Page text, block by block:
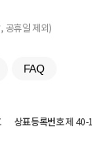
공휴일 제외)
FAQ
상표등록번호제 40-